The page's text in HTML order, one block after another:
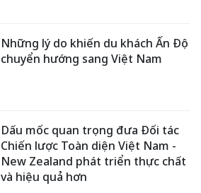
Những lý do khiến du khách Ấn Độ
chuyển hướng sang Việt Nam
Dấu mốc quan trọng đưa Đối tác
Chiến lược Toàn diện Việt Nam -
New Zealand phát triển thực chất
và hiệu quả hơn